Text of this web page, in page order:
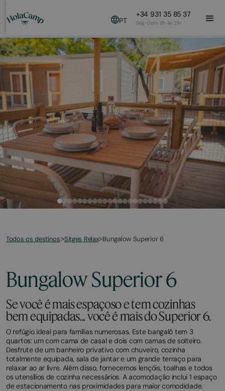
PT
+34 931 35 85 37
Seg-Dom 9h às 21h
Todos os destinos>Sitges Relax>Bungalow Superior 6
Bungalow Superior 6
Se você é mais espaçoso e tem cozinhas
bem equipadas... você é mais do Superior 6.
O refúgio ideal para famílias numerosas. Este bangalô tem 3
quartos: um com cama de casal e dois com camas de solteiro.
Desfrute de um banheiro privativo com chuveiro, cozinha
totalmente equipada, sala de jantar e um grande terraço para
relaxar ao ar livre. Além disso, fornecemos lençóis, toalhas e todos
os utensílios de cozinha necessários. A acomodação inclui 1 espaço
de estacionamento nas proximidades para maior comodidade.